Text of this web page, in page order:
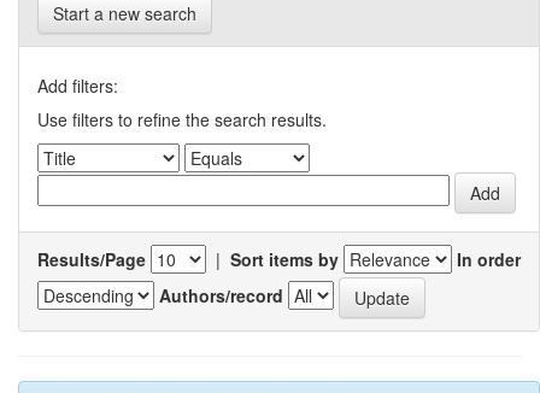
Start a new search
Add filters:
Use filters to refine the search results.
Results/Page | Sort items by
In order
Authors/record